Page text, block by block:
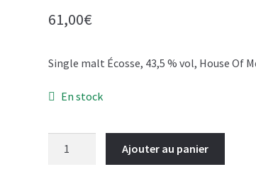
61,00€
Single malt Écosse, 43,5 % vol, House Of
En stock
Ajouter au panier